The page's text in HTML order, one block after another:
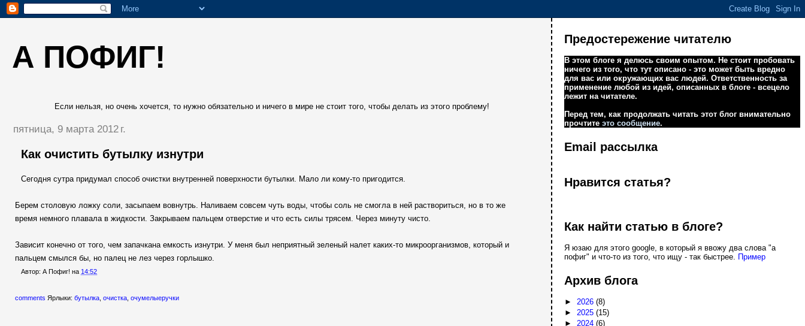
А ПОФИГ!
Если нельзя, но очень хочется, то нужно обязательно и ничего в мире не стоит того, чтобы делать из этого проблему!
пятница, 9 марта 2012 г.
Как очистить бутылку изнутри
Сегодня сутра придумал способ очистки внутренней поверхности бутылки. Мало ли кому-то пригодится.
Берем столовую ложку соли, засыпаем вовнутрь. Наливаем совсем чуть воды, чтобы соль не смогла в ней раствориться, но в то же
время немного плавала в жидкости. Закрываем пальцем отверстие и что есть силы трясем. Через минуту чисто.
Зависит конечно от того, чем запачкана емкость изнутри. У меня был неприятный зеленый налет каких-то микроорганизмов, который и
пальцем смылся бы, но палец не лез через горлышко.
Автор: А Пофиг! на 14:52
comments Ярлыки: бутылка очистка очумелыеручки
Предостережение читателю
В этом блоге я делюсь своим опытом. Не стоит пробовать
ничего из того, что тут описано - это может быть вредно
для вас или окружающих вас людей. Ответственность за
применение любой из идей, описанных в блоге - всецело
лежит на читателе.
Перед тем, как продолжать читать этот блог внимательно
прочтитеэто сообщение.
Email рассылка
Нравится статья?
Как найти статью в блоге?
Я юзаю для этого google, в который я ввожу два слова "а
пофиг" и что-то из того, что ищу - так быстрее. Пример
Архив блога
► 2026(8)
► 2025(15)
►2024(6)